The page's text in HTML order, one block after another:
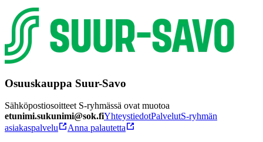
Osuuskauppa Suur-Savo
Sähköpostiosoitteet S-ryhmässä ovat muotoa
etunimi.sukunimi@sok.fiYhteystiedotPalvelutS-ryhmän
asiakaspalvelu
Anna palautetta